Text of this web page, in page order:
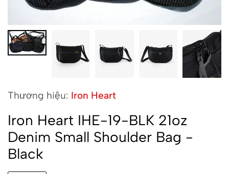
Thương hiệu: Iron Heart
Iron Heart IHE-19-BLK 21oz
Denim Small Shoulder Bag -
Black